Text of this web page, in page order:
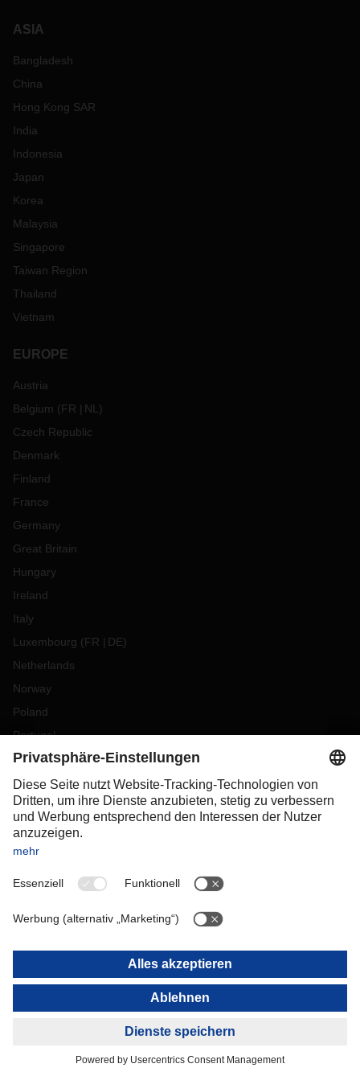
ASIA
Bangladesh
China
Hong Kong SAR
India
Indonesia
Japan
Korea
Malaysia
Singapore
Taiwan Region
Thailand
Vietnam
EUROPE
Austria
Belgium (FR NL )
Czech Republic
Denmark
Finland
France
Germany
Great Britain
Hungary
Ireland
Italy
Luxembourg (FR DE)
Netherlands
Norway
Poland
Portugal
Romania
Slovakia
Spain
Sweden
Switzerland
OCEANIA